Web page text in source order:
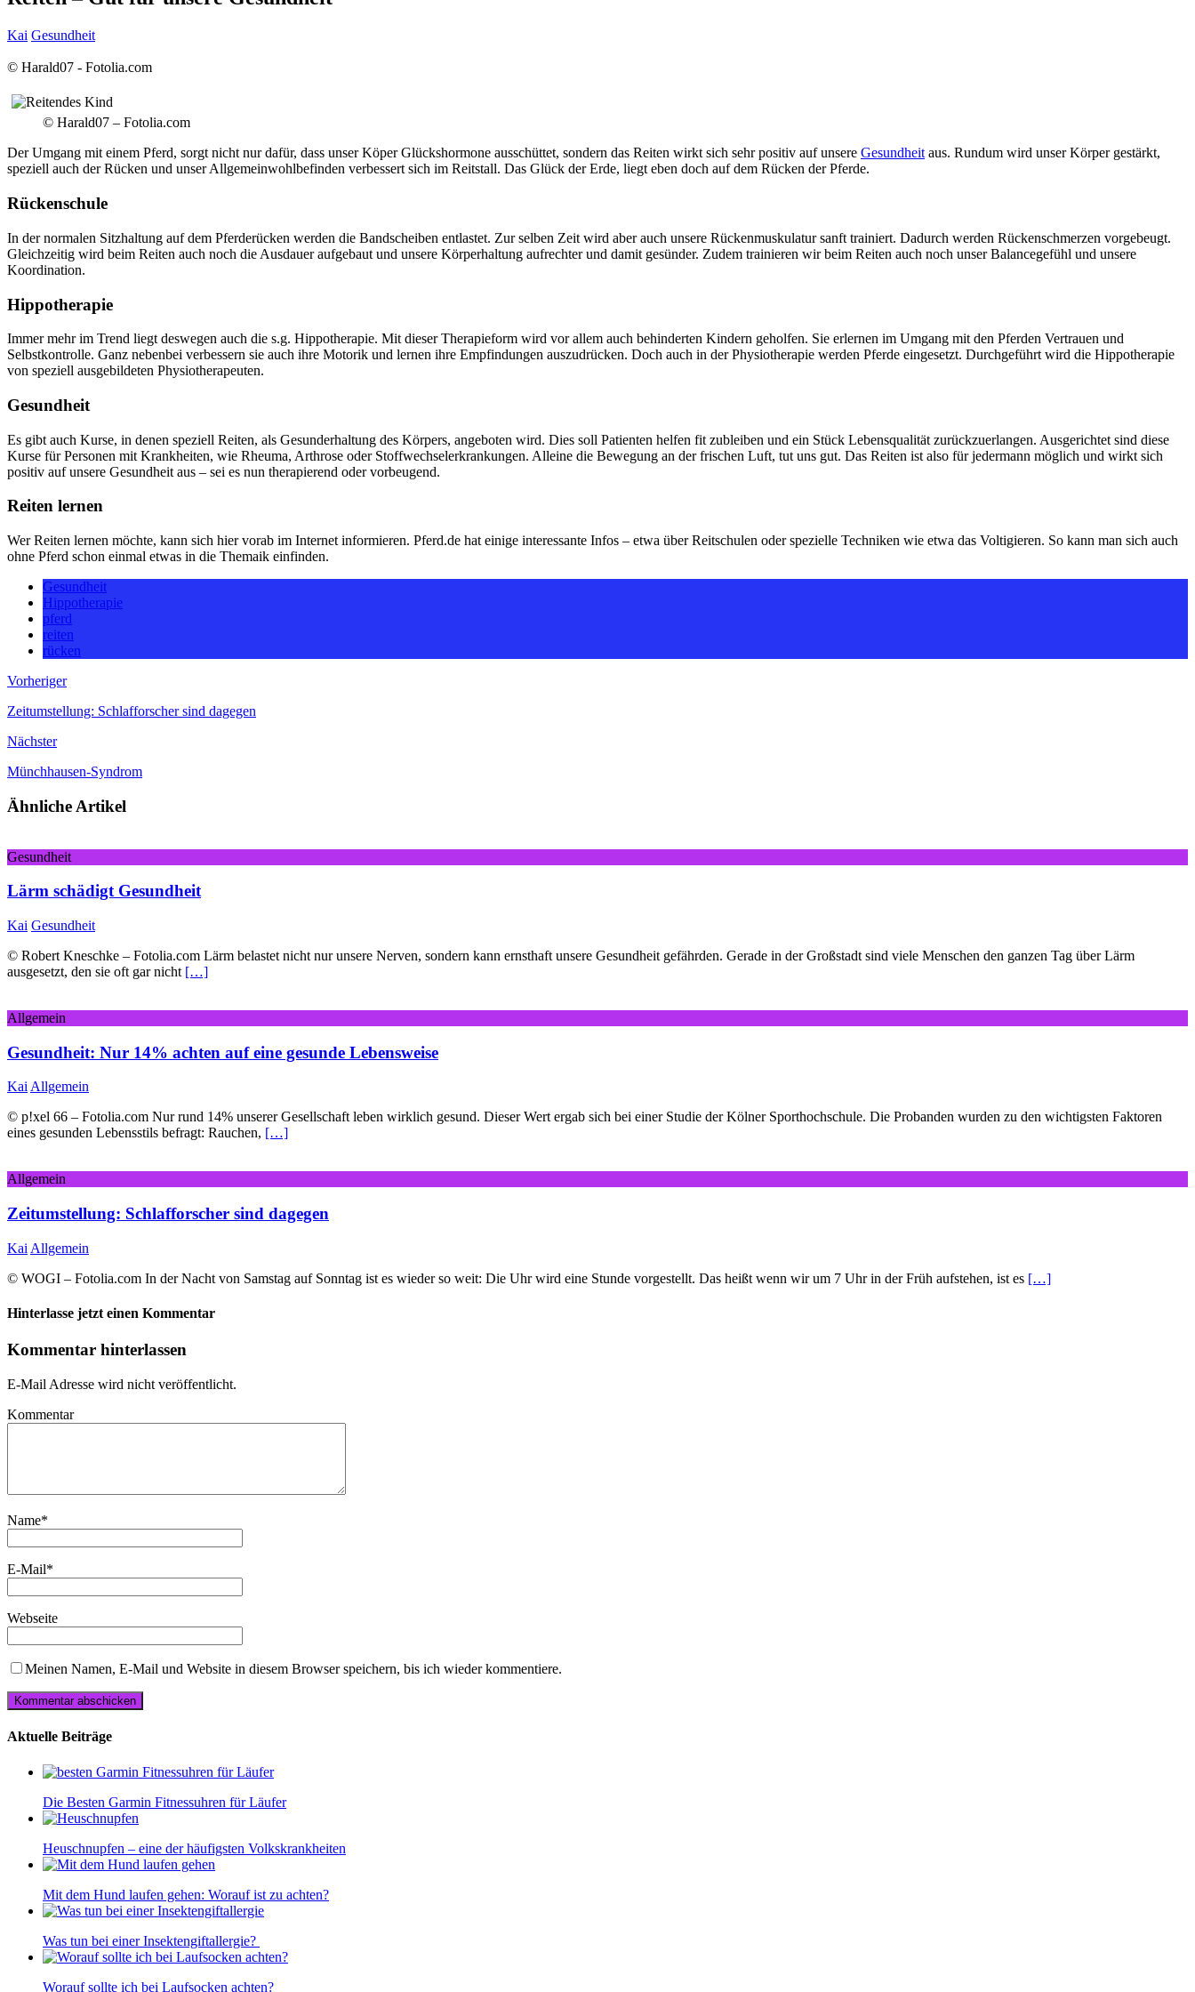
Kai Gesundheit
© Harald07 - Fotolia.com
© Harald07 – Fotolia.com
Der Umgang mit einem Pferd, sorgt nicht nur dafür, dass unser Köper Glückshormone ausschüttet, sondern das Reiten wirkt sich sehr positiv auf unsere Gesundheit aus. Rundum wird unser Körper gestärkt,
speziell auch der Rücken und unser Allgemeinwohlbefinden verbessert sich im Reitstall. Das Glück der Erde, liegt eben doch auf dem Rücken der Pferde.
Rückenschule
In der normalen Sitzhaltung auf dem Pferderücken werden die Bandscheiben entlastet. Zur selben Zeit wird aber auch unsere Rückenmuskulatur sanft trainiert. Dadurch werden Rückenschmerzen vorgebeugt.
Gleichzeitig wird beim Reiten auch noch die Ausdauer aufgebaut und unsere Körperhaltung aufrechter und damit gesünder. Zudem trainieren wir beim Reiten auch noch unser Balancegefühl und unsere
Koordination.
Hippotherapie
Immer mehr im Trend liegt deswegen auch die s.g. Hippotherapie. Mit dieser Therapieform wird vor allem auch behinderten Kindern geholfen. Sie erlernen im Umgang mit den Pferden Vertrauen und
Selbstkontrolle. Ganz nebenbei verbessern sie auch ihre Motorik und lernen ihre Empfindungen auszudrücken. Doch auch in der Physiotherapie werden Pferde eingesetzt. Durchgeführt wird die Hippotherapie
von speziell ausgebildeten Physiotherapeuten.
Gesundheit
Es gibt auch Kurse, in denen speziell Reiten, als Gesunderhaltung des Körpers, angeboten wird. Dies soll Patienten helfen fit zubleiben und ein Stück Lebensqualität zurückzuerlangen. Ausgerichtet sind diese
Kurse für Personen mit Krankheiten, wie Rheuma, Arthrose oder Stoffwechselerkrankungen. Alleine die Bewegung an der frischen Luft, tut uns gut. Das Reiten ist also für jedermann möglich und wirkt sich
positiv auf unsere Gesundheit aus – sei es nun therapierend oder vorbeugend.
Reiten lernen
Wer Reiten lernen möchte, kann sich hier vorab im Internet informieren. Pferd.de hat einige interessante Infos – etwa über Reitschulen oder spezielle Techniken wie etwa das Voltigieren. So kann man sich auch
ohne Pferd schon einmal etwas in die Themaik einfinden.
Gesundheit
Hippotherapie
pferd
reiten
rücken
Vorheriger
Zeitumstellung: Schlafforscher sind dagegen
Nächster
Münchhausen-Syndrom
Ähnliche Artikel
Gesundheit
Lärm schädigt Gesundheit
Kai Gesundheit
© Robert Kneschke – Fotolia.com Lärm belastet nicht nur unsere Nerven, sondern kann ernsthaft unsere Gesundheit gefährden. Gerade in der Großstadt sind viele Menschen den ganzen Tag über Lärm
ausgesetzt, den sie oft gar nicht […]
Allgemein
Gesundheit: Nur 14% achten auf eine gesunde Lebensweise
KaiAllgemein
© p!xel 66 – Fotolia.com Nur rund 14% unserer Gesellschaft leben wirklich gesund. Dieser Wert ergab sich bei einer Studie der Kölner Sporthochschule. Die Probanden wurden zu den wichtigsten Faktoren
eines gesunden Lebensstils befragt: Rauchen, […]
Allgemein
Zeitumstellung: Schlafforscher sind dagegen
Kai Allgemein
© WOGI – Fotolia.com In der Nacht von Samstag auf Sonntag ist es wieder so weit: Die Uhr wird eine Stunde vorgestellt. Das heißt wenn wir um 7 Uhr in der Früh aufstehen, ist es […]
Hinterlasse jetzt einen Kommentar
Kommentar hinterlassen
E-Mail Adresse wird nicht veröffentlicht.
Kommentar
Name*
E-Mail*
Webseite
Meinen Namen, E-Mail und Website in diesem Browser speichern, bis ich wieder kommentiere.
Aktuelle Beiträge
Die Besten Garmin Fitnessuhren für Läufer
Heuschnupfen – eine der häufigsten Volkskrankheiten
Mit dem Hund laufen gehen: Worauf ist zu achten?
Was tun bei einer Insektengiftallergie?
Worauf sollte ich bei Laufsocken achten?